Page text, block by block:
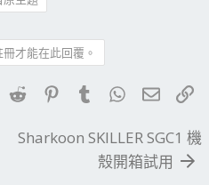
才能在此回覆。
LinkedIn
Reddit PinterestTumblrWhatsApp
電子
Sharkoon SKILLER SGC1 機
殼開箱試用